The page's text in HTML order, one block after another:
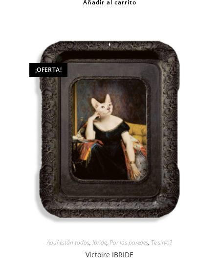
Añadir al carrito
¡OFERTA!
Aquí están todos, Ibride, Por las paredes, Te sirvo?
Victoire IBRIDE